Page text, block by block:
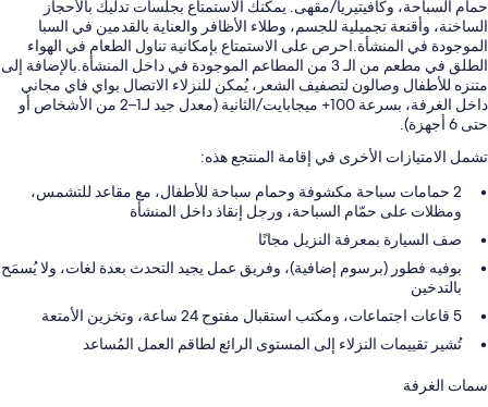
حمام السباحة، وكافيتيريا/مقهى. يمكنك الاستمتاع بجلسات تدليك بالأحجاز
الساخنة، وأقنعة تجميلية للجسم، وطلاء الأظافر والعناية بالقدمين في السبا
الموجودة في المنشأة.احرص على الاستمتاع بإمكانية تناول الطعام في الهواء
الطلق في مطعم من الـ 3 من المطاعم الموجودة في داخل المنشأة.بالإضافة إلى
متنزه للأطفال وصالون لتصفيف الشعر، يُمكن للنزلاء الاتصال بواي فاي مجاني
داخل الغرفة، بسرعة 100+ ميجابايت/الثانية (معدل جيد لـ1–2 من الأشخاص أو
حتى 6 أجهزة).
تشمل الامتيازات الأخرى في إقامة المنتجع هذه:
2 حمامات سباحة مكشوفة وحمام سباحة للأطفال، مع مقاعد للتشمس،
ومظلات على حمّام السباحة، ورجل إنقاذ داخل المنشأة
صف السيارة بمعرفة النزيل مجانًا
بوفيه فطور (برسوم إضافية)، وفريق عمل يجيد التحدث بعدة لغات، ولا يُسمَح
بالتدخين
5 قاعات اجتماعات، ومكتب استقبال مفتوح 24 ساعة، وتخزين الأمتعة
تُشير تقييمات النزلاء إلى المستوى الرائع لطاقم العمل المُساعد
سمات الغرفة